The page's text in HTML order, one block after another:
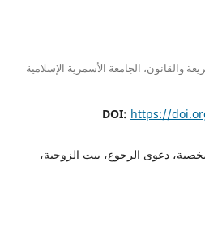
والقانون، الجامعة الأسمرية الإسلامية
DOI: https://
دعوى الرجوع، بيت الزوجية،